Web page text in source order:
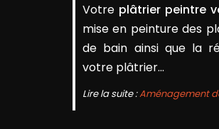
Votre plâtrier peintre
mise en peinture des
de bain ainsi que la
votre plâtrier...
Lire la suite :Aménagement